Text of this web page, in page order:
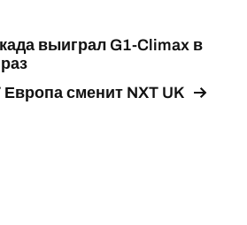
выиграл G1-Climax в
Европа сменит NXT UK